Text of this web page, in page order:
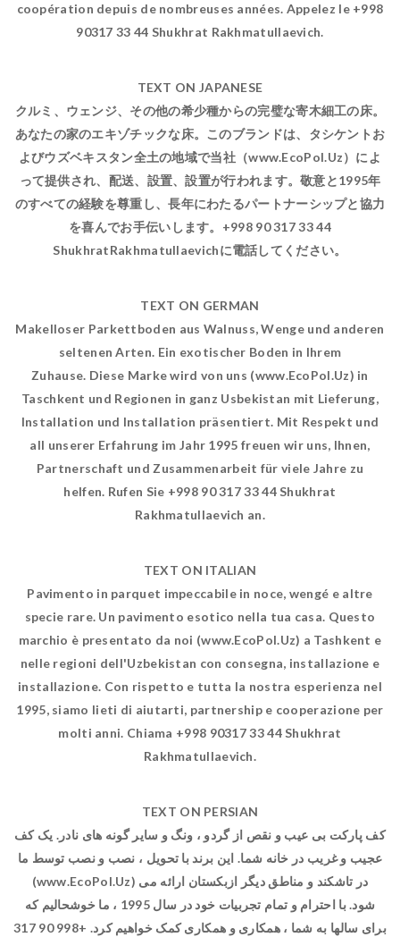
coopération depuis de nombreuses années. Appelez le +998
90317 33 44 Shukhrat Rakhmatullaevich.
TEXT ON JAPANESE
クルミ、ウェンジ、その他の希少種からの完璧な寄木細工の床。
あなたの家のエキゾチックな床。このブランドは、タシケントお
よびウズベキスタン全土の地域で当社（www.EcoPol.Uz）によ
って提供され、配送、設置、設置が行われます。敬意と1995年
のすべての経験を尊重し、長年にわたるパートナーシップと協力
を喜んでお手伝いします。+998 90 317 33 44
ShukhratRakhmatullaevichに電話してください。
TEXT ON GERMAN
Makelloser Parkettboden aus Walnuss, Wenge und anderen
seltenen Arten. Ein exotischer Boden in Ihrem
Zuhause. Diese Marke wird von uns (www.EcoPol.Uz) in
Taschkent und Regionen in ganz Usbekistan mit Lieferung,
Installation und Installation präsentiert. Mit Respekt und
all unserer Erfahrung im Jahr 1995 freuen wir uns, Ihnen,
Partnerschaft und Zusammenarbeit für viele Jahre zu
helfen. Rufen Sie +998 90 317 33 44 Shukhrat
Rakhmatullaevich an.
TEXT ON ITALIAN
Pavimento in parquet impeccabile in noce, wengé e altre
specie rare. Un pavimento esotico nella tua casa. Questo
marchio è presentato da noi (www.EcoPol.Uz) a Tashkent e
nelle regioni dell'Uzbekistan con consegna, installazione e
installazione. Con rispetto e tutta la nostra esperienza nel
1995, siamo lieti di aiutarti, partnership e cooperazione per
molti anni. Chiama +998 90317 33 44 Shukhrat
Rakhmatullaevich.
TEXT ON PERSIAN
کف پارکت بی عیب و نقص از گردو ، ونگ و سایر گونه های نادر. یک کف
عجیب و غریب در خانه شما. این برند با تحویل ، نصب و نصب توسط ما
(www.EcoPol.Uz) در تاشکند و مناطق دیگر ازبکستان ارائه می
شود. با احترام و تمام تجربیات خود در سال 1995 ، ما خوشحالیم که
برای سالها به شما ، همکاری و همکاری کمک خواهیم کرد. +998 90 317